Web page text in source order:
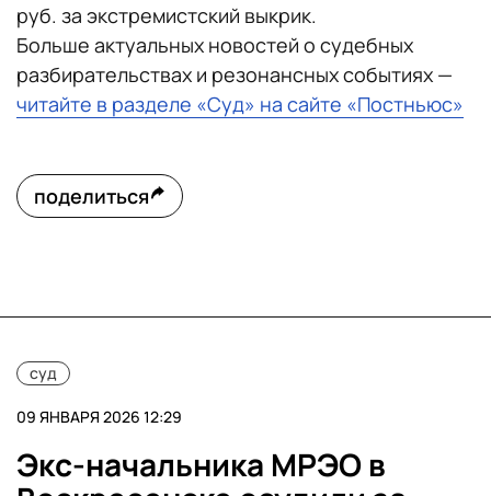
руб. за экстремистский выкрик.
Больше актуальных новостей о судебных
разбирательствах и резонансных событиях —
читайте в разделе «Суд» на сайте «Постньюс»
поделиться
суд
09 ЯНВАРЯ 2026 12:29
Экс-начальника МРЭО в